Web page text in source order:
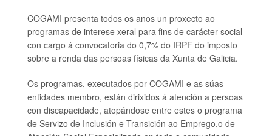
COGAMI presenta todos os anos un proxecto ao
programas de interese xeral para fins de carácter social
con cargo á convocatoria do 0,7% do IRPF do imposto
sobre a renda das persoas físicas da Xunta de Galicia.
Os programas, executados por COGAMI e as súas
entidades membro, están dirixidos á atención a persoas
con discapacidade, atopándose entre estes o programa
de Servizo de Inclusión e Transición ao Emprego,o de